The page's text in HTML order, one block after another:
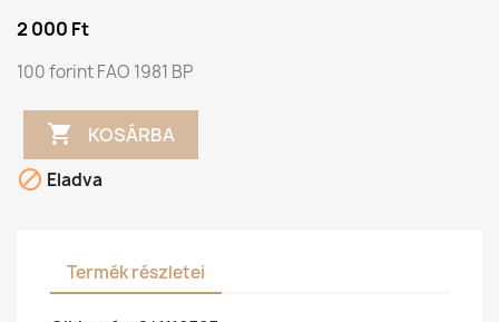
2 000 Ft
100 forint FAO 1981 BP
 KOSÁRBA
 Eladva
Termék részletei